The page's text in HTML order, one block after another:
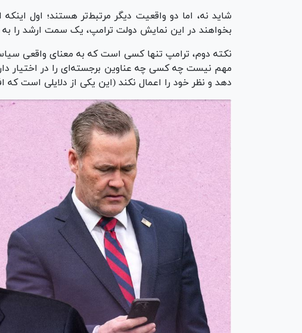
شاید نه، اما دو واقعیت دیگر مرتبط‌تر هستند؛ اول اینکه
بخواهند در این نمایش دولت ترامپ، یک سمت ارشد را
نکته دوم، ترامپ تنها کسی است که به معنای واقعی سیاست
مهم نیست چه کسی چه عناوین برجسته‌ای را در اختیار
دهد و نظر خود را اعمال نکند (این یکی از دلایلی است